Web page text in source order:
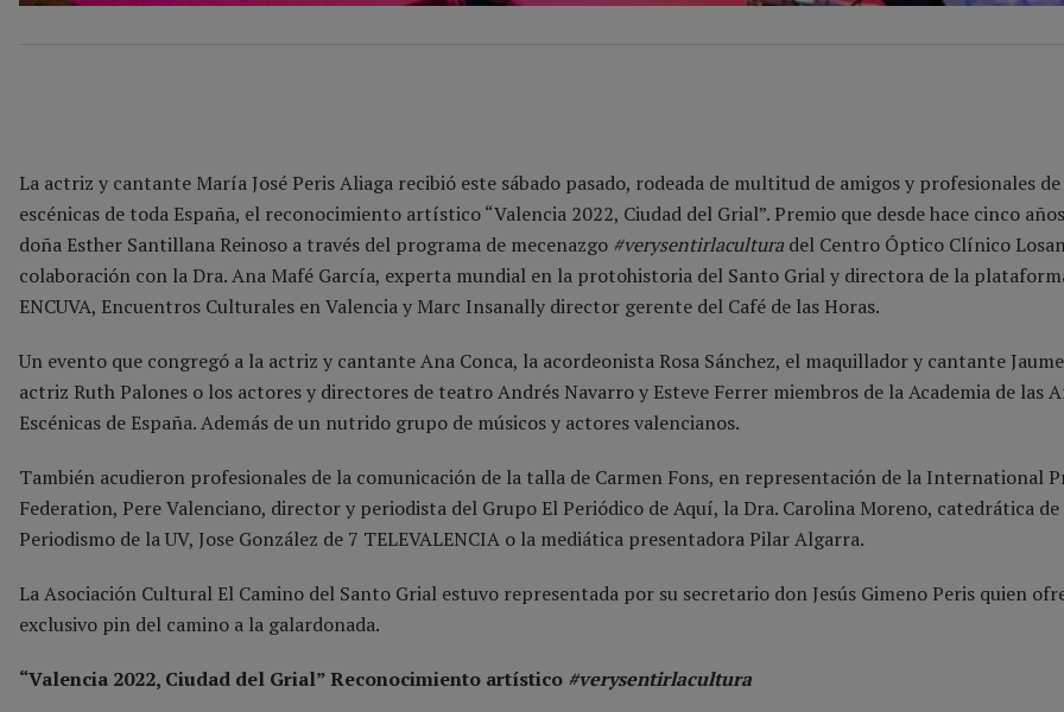
La actriz y cantante María José Peris Aliaga recibió este sábado pasado, rodeada de multitud de amigos y profesionales
escénicas de toda España, el reconocimiento artístico “Valencia 2022, Ciudad del Grial”. Premio que desde hace cinco
doña Esther Santillana Reinoso a través del programa de mecenazgo #verysentirlacultura del Centro Óptico Clínico
colaboración con la Dra. Ana Mafé García, experta mundial en la protohistoria del Santo Grial y directora de la
ENCUVA, Encuentros Culturales en Valencia y Marc Insanally director gerente del Café de las Horas.
Un evento que congregó a la actriz y cantante Ana Conca, la acordeonista Rosa Sánchez, el maquillador y cantante
actriz Ruth Palones o los actores y directores de teatro Andrés Navarro y Esteve Ferrer miembros de la Academia de las
Escénicas de España. Además de un nutrido grupo de músicos y actores valencianos.
También acudieron profesionales de la comunicación de la talla de Carmen Fons, en representación de la International
Federation, Pere Valenciano, director y periodista del Grupo El Periódico de Aquí, la Dra. Carolina Moreno, catedrática de
Periodismo de la UV, Jose González de 7 TELEVALENCIA o la mediática presentadora Pilar Algarra.
La Asociación Cultural El Camino del Santo Grial estuvo representada por su secretario don Jesús Gimeno Peris quien
exclusivo pin del camino a la galardonada.
“Valencia 2022, Ciudad del Grial” Reconocimiento artístico #verysentirlacultura